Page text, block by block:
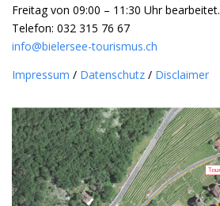
Freitag von 09:00 – 11:30 Uhr bearbeitet.
Telefon: 032 315 76 67
info@bielersee-tourismus.ch
Impressum / Datenschutz / Disclaimer